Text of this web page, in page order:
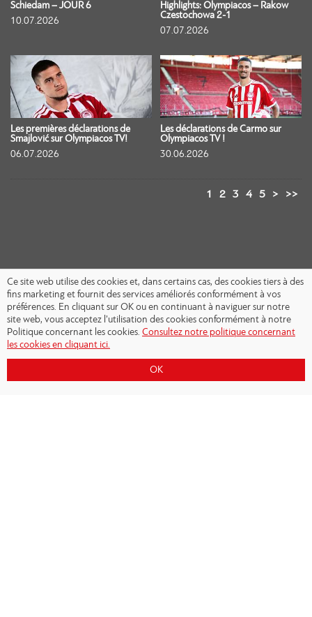
Schiedam – JOUR 6
10.07.2026
Highlights: Olympiacos – Rakow
Czestochowa 2-1
07.07.2026
Les premières déclarations de
Smajlović sur Olympiacos TV!
06.07.2026
Les déclarations de Carmo sur
Olympiacos TV !
30.06.2026
1 2 3 4 5 > >>
Ce site web utilise des cookies et, dans certains cas, des cookies tiers à des
fins marketing et fournit des services améliorés conformément à vos
préférences. En cliquant sur OK ou en continuant à naviguer sur notre
site web, vous acceptez l’utilisation des cookies conformément à notre
Politique concernant les cookies. Consultez notre politique concernant
les cookies en cliquant ici.
OK